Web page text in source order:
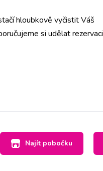
hloubkově vyčistit Váš
si udělat rezervaci
díl připraven. Sluchátko pak
Najít pobočku